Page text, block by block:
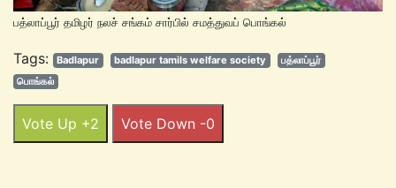
பத்லாப்பூர் தமிழர் நலச் சங்கம் சார்பில் சமத்துவப் பொங்கல்
Tags: Badlapur badlapur tamils welfare society
பத்லாப்பூர்
பொங்கல்
Vote Up +2 Vote Down -0